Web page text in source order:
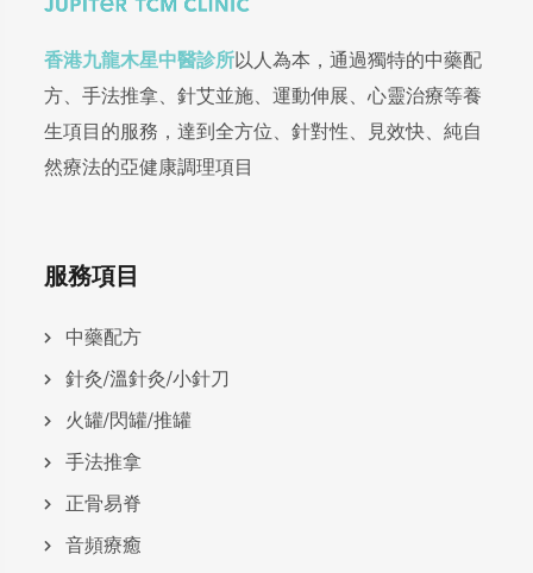
香港九龍木星中醫診所以人為本，通過獨特的中藥配
方、手法推拿、針艾並施、運動伸展、心靈治療等養
生項目的服務，達到全方位、針對性、見效快、純自
然療法的亞健康調理項目
服務項目
中藥配方
針灸/溫針灸/小針刀
火罐/閃罐/推罐
手法推拿
正骨易脊
⾳頻療癒